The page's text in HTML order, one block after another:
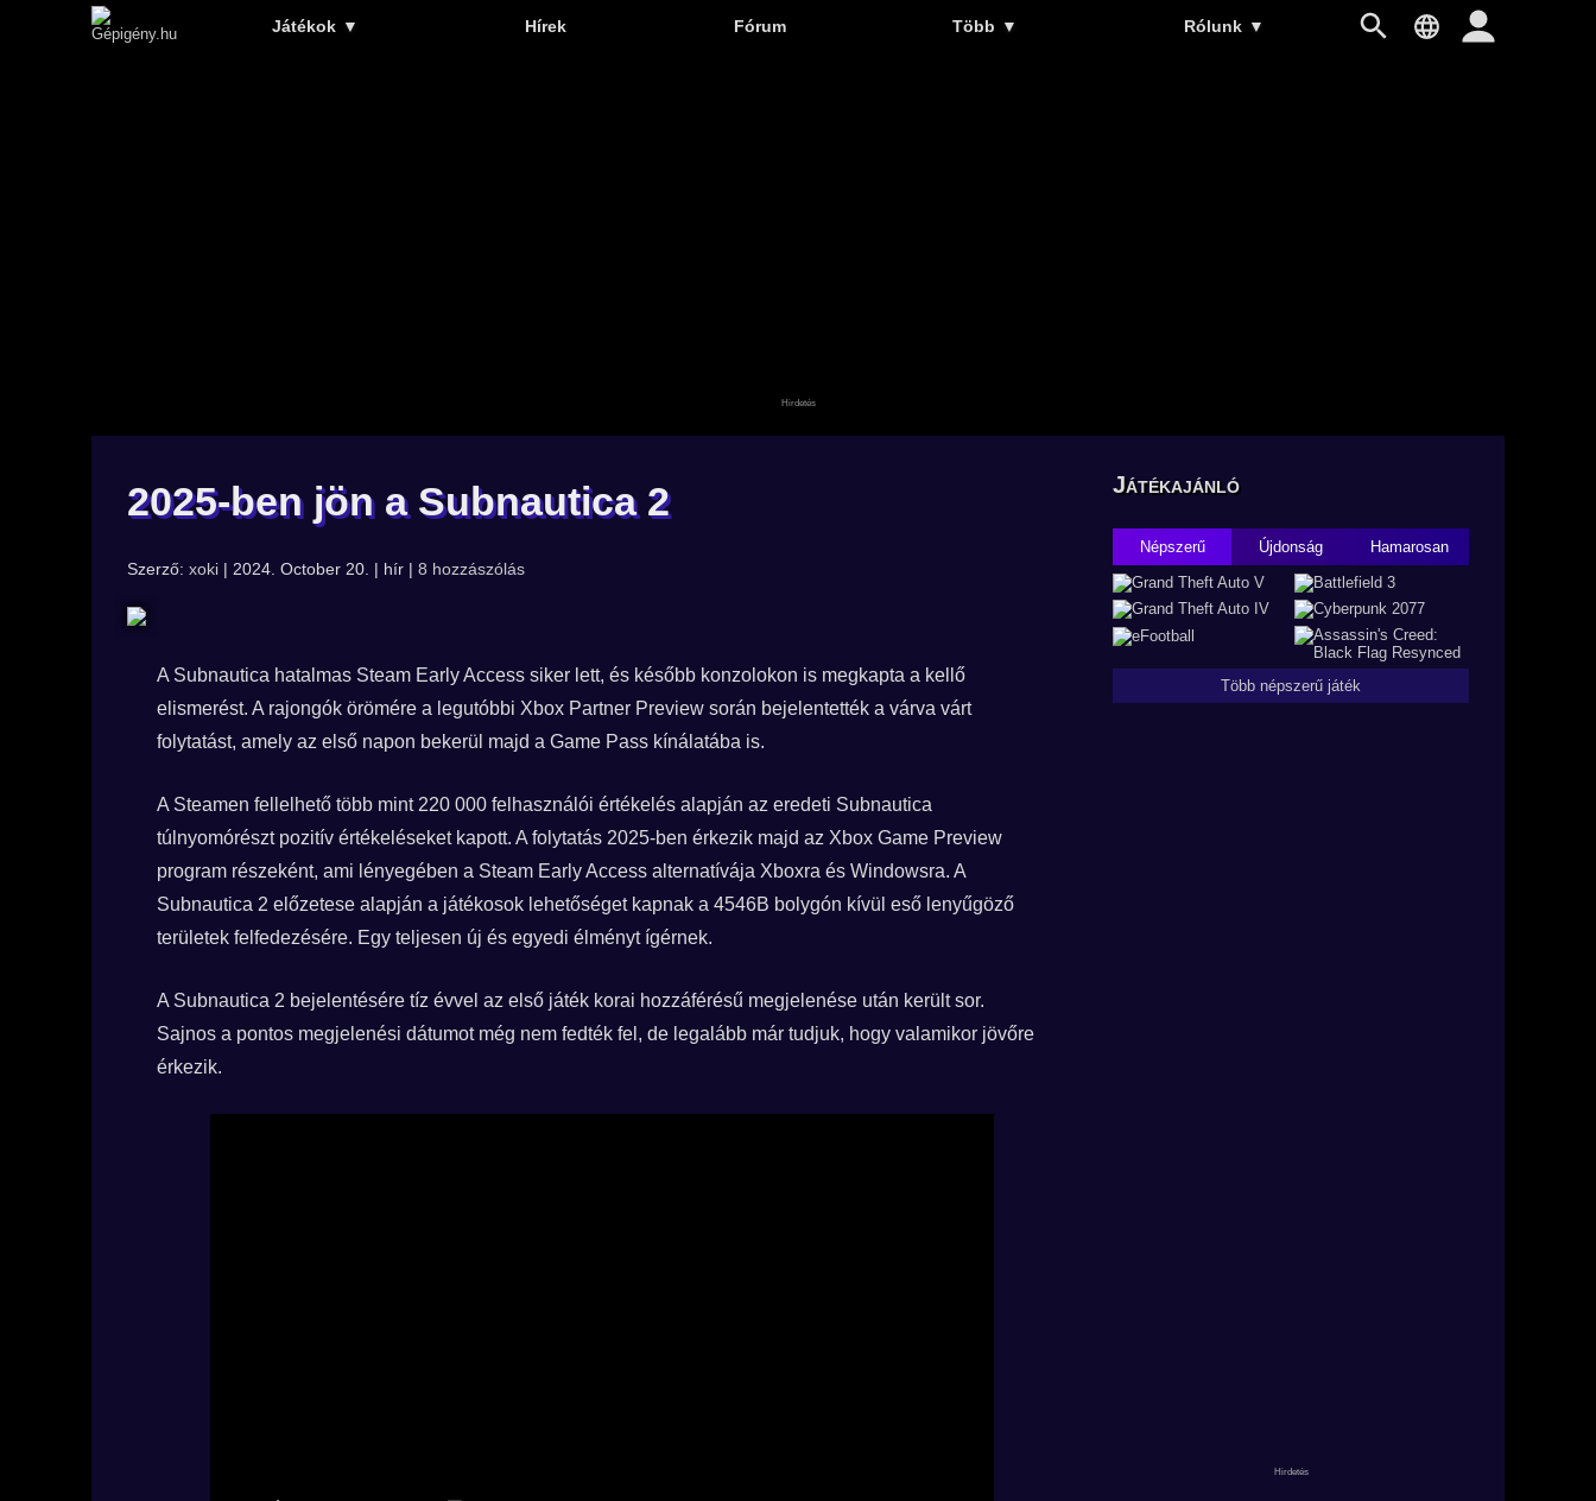
Játékok ▼ Hírek Fórum Több ▼ Rólunk ▼
2025-ben jön a Subnautica 2
Szerző: xoki | 2024. October 20. | hír | 8 hozzászólás
A Subnautica hatalmas Steam Early Access siker lett, és később konzolokon is megkapta a kellő
elismerést. A rajongók örömére a legutóbbi Xbox Partner Preview során bejelentették a várva várt
folytatást, amely az első napon bekerül majd a Game Pass kínálatába is.
A Steamen fellelhető több mint 220 000 felhasználói értékelés alapján az eredeti Subnautica
túlnyomórészt pozitív értékeléseket kapott. A folytatás 2025-ben érkezik majd az Xbox Game Preview
program részeként, ami lényegében a Steam Early Access alternatívája Xboxra és Windowsra. A
Subnautica 2 előzetese alapján a játékosok lehetőséget kapnak a 4546B bolygón kívül eső lenyűgöző
területek felfedezésére. Egy teljesen új és egyedi élményt ígérnek.
A Subnautica 2 bejelentésére tíz évvel az első játék korai hozzáférésű megjelenése után került sor.
Sajnos a pontos megjelenési dátumot még nem fedték fel, de legalább már tudjuk, hogy valamikor jövőre
érkezik.
Játékajánló
Népszerű Újdonság Hamarosan
Több népszerű játék